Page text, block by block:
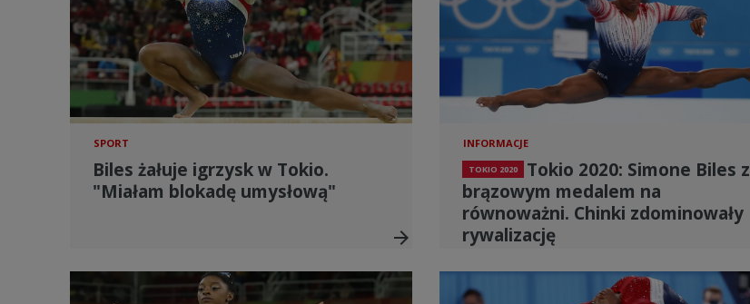
SPORT
Biles żałuje igrzysk w Tokio.
"Miałam blokadę umysłową"
arrow_forward
INFORMACJE
TOKIO 2020
Tokio 2020: Simone Biles z
brązowym medalem na
równoważni. Chinki zdominowały
rywalizację